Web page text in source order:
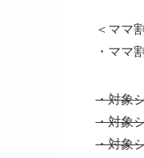
＜ママ
・ママ
・対象
・対象
・対象